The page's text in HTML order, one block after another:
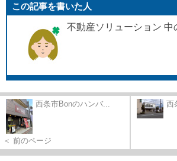
この記事を書いた人
不動産ソリューション 中
西条市Bonのハンバ...
＜ 前のページ
西